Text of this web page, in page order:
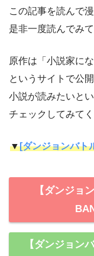
この記事を読んで
是非一度読んでみ
原作は「小説家にな
というサイトで公
小説が読みたいと
チェックしてみてく
▼[ダンジョンバト
【ダンジョ
【ダンジョン